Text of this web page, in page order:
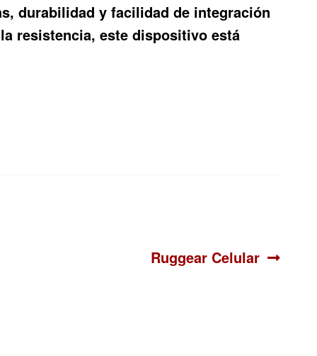
durabilidad y facilidad de integración
resistencia, este dispositivo está
Siguiente:
Ruggear Celular